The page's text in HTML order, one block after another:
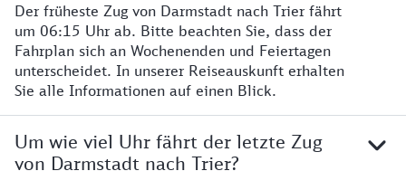
Der früheste Zug von Darmstadt nach Trier fährt
um 06:15 Uhr ab. Bitte beachten Sie, dass der
Fahrplan sich an Wochenenden und Feiertagen
unterscheidet. In unserer Reiseauskunft erhalten
Sie alle Informationen auf einen Blick.
Um wie viel Uhr fährt der letzte Zug
von Darmstadt nach Trier?